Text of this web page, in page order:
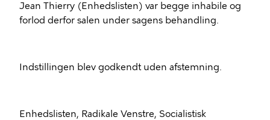
Jean Thierry (Enhedslisten) var begge inhabile og
forlod derfor salen under sagens behandling.
Indstillingen blev godkendt uden afstemning.
Enhedslisten, Radikale Venstre, Socialistisk